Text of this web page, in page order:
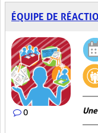
ÉQUIPE DE
0